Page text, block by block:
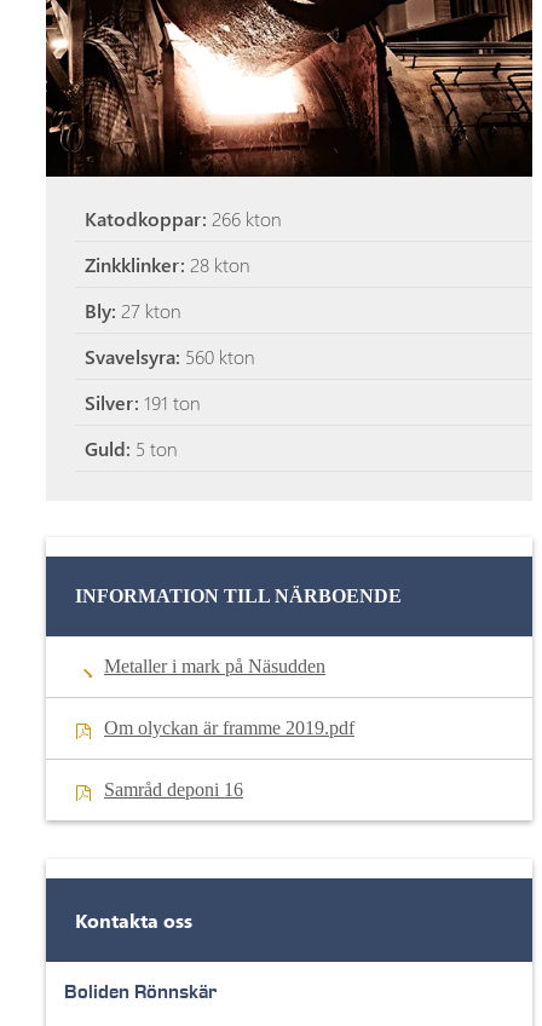
Katodkoppar: 266 kton
Zinkklinker: 28 kton
Bly: 27 kton
Svavelsyra: 560 kton
Silver: 191 ton
Guld: 5 ton
INFORMATION TILL NÄRBOENDE
Metaller i mark på Näsudden
Om olyckan är framme 2019.pdf
Samråd deponi 16
Kontakta oss
Boliden Rönnskär